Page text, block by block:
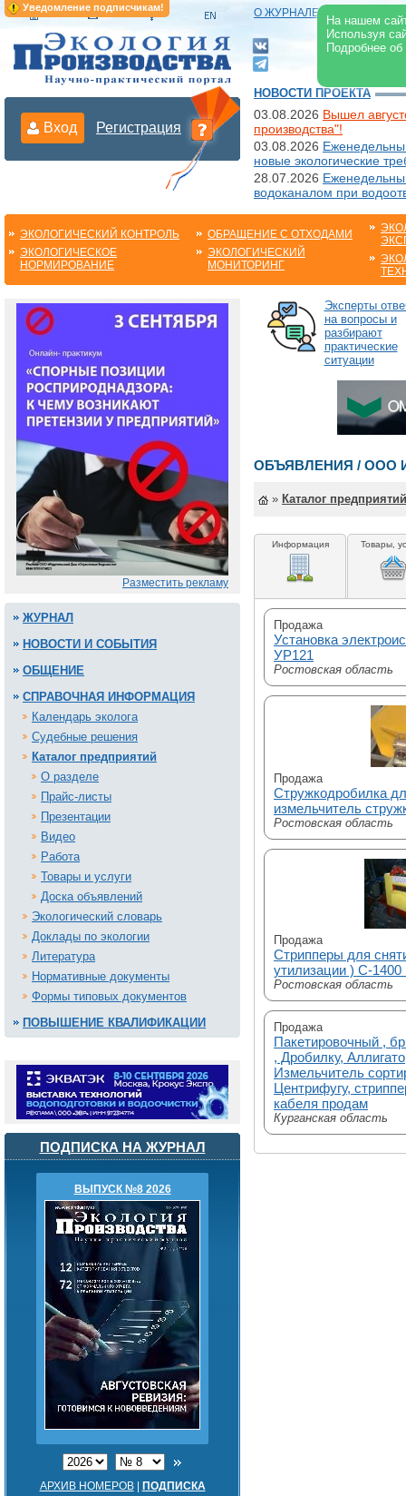
Уведомление подписчикам!
На нашем
Используя
Подробнее
О ЖУРНАЛЕ |
Вход Регистрация
НОВОСТИ ПРОЕКТА
03.08.2026 Вышел
производства"!
03.08.2026
новые экологические
28.07.2026
водоканалом при
ЭКОЛОГИЧЕСКИЙ КОНТРОЛЬ
ЭКОЛОГИЧЕСКОЕ
НОРМИРОВАНИЕ
ОБРАЩЕНИЕ С ОТХОДАМИ
ЭКОЛОГИЧЕСКИЙ
МОНИТОРИНГ
Разместить рекламу
ЖУРНАЛ
НОВОСТИ И СОБЫТИЯ
ОБЩЕНИЕ
СПРАВОЧНАЯ ИНФОРМАЦИЯ
Календарь эколога
Судебные решения
Каталог предприятий
О разделе
Прайс-листы
Презентации
Видео
Работа
Товары и услуги
Доска объявлений
Экологический словарь
Доклады по экологии
Литература
Нормативные документы
Формы типовых документов
ПОВЫШЕНИЕ КВАЛИФИКАЦИИ
ПОДПИСКА НА ЖУРНАЛ
ВЫПУСК №8 2026
АРХИВ НОМЕРОВ| ПОДПИСКА
Эксперты
на вопросы и
разбирают
практические
ситуации
ОБЪЯВЛЕНИЯ / ООО
» Каталог предприятий
Информация Товары,
Продажа
Установка
УР121
Ростовская область
Продажа
Стружкодробилка
измельчитель
Ростовская область
Продажа
Стрипперы для
утилизации ) С-
Ростовская область
Продажа
Пакетировочный ,
, Дробилку,
Измельчитель
Центрифугу,
кабеля продам
Курганская область